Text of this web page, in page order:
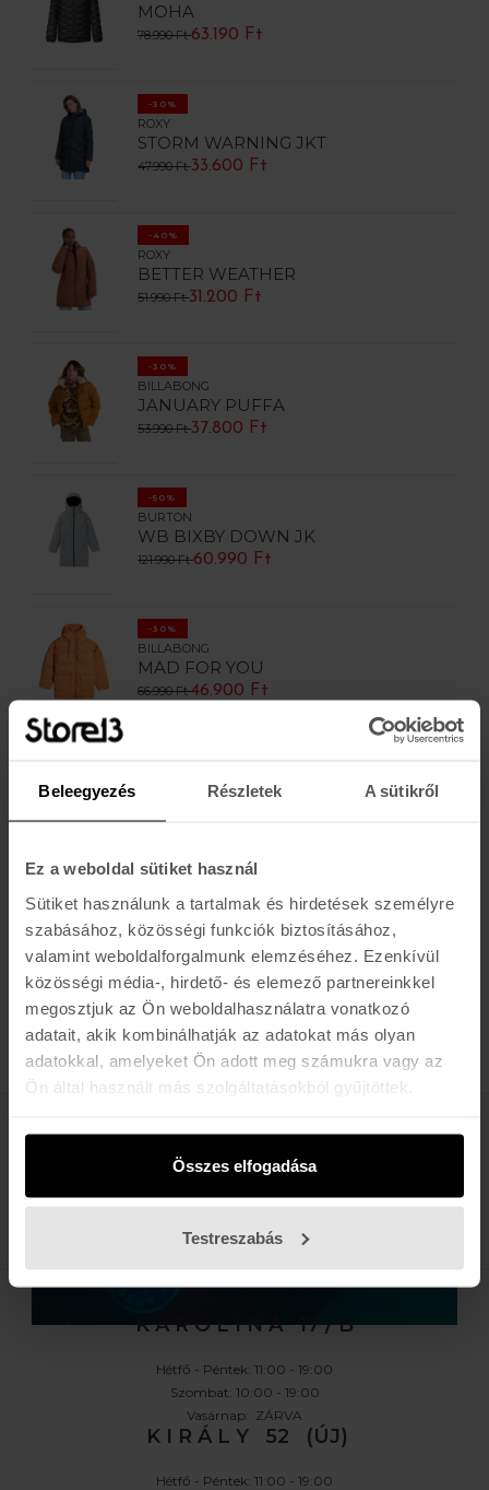
Beleegyezés Részletek A sütikről
Ez a weboldal sütiket használ
Sütiket használunk a tartalmak és hirdetések személyre
szabásához, közösségi funkciók biztosításához,
valamint weboldalforgalmunk elemzéséhez. Ezenkívül
közösségi média-, hirdető- és elemező partnereinkkel
megosztjuk az Ön weboldalhasználatra vonatkozó
adatait, akik kombinálhatják az adatokat más olyan
adatokkal, amelyeket Ön adott meg számukra vagy az
Ön által használt más szolgáltatásokból gyűjtöttek.
Összes elfogadása
Testreszabás
MOHA
78.990 Ft63.190 Ft
-30%
ROXY
STORM WARNING JKT
47.990 Ft33.600 Ft
-40%
ROXY
BETTER WEATHER
51.990 Ft31.200 Ft
-30%
BILLABONG
JANUARY PUFFA
53.990 Ft37.800 Ft
-50%
BURTON
WB BIXBY DOWN JK
121.990 Ft60.990 Ft
-30%
BILLABONG
MAD FOR YOU
66.990 Ft46.900 Ft
BILLABONG
MAD FOR YOU
66.990 Ft46.900 Ft
TERMÉK / OLDAL
K A R O L I N A 17 / B
Hétfő - Péntek: 11:00 - 19:00
Szombat: 10:00 - 19:00
Vasárnap: ZÁRVA
K I R Á L Y 52 (ÚJ)
Hétfő - Péntek: 11:00 - 19:00